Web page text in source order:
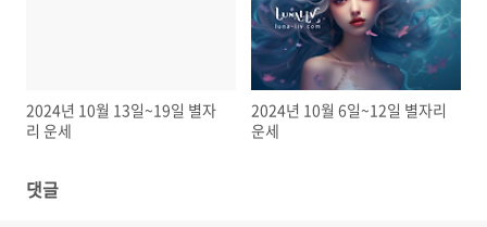
2024년 10월 13일~19일 별자
리 운세
2024년 10월 6일~12일 별자리
운세
댓글